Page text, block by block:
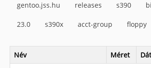
gentoo.jss.hu releases s390
23.0 s390x acct-group floppy
Név Méret